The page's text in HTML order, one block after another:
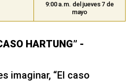
9:00 a.m. del jueves 7 de
mayo
HARTUNG” -
imaginar, “El caso